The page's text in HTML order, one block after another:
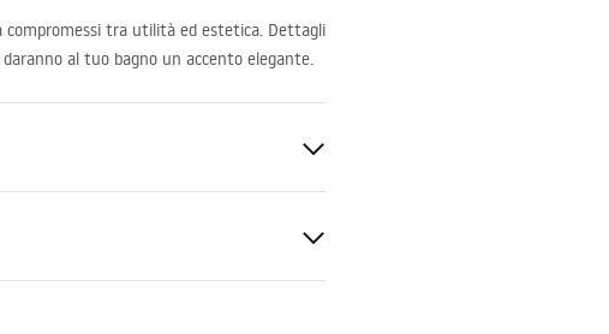
compromessi tra utilità ed estetica. Dettagli
al tuo bagno un accento elegante.